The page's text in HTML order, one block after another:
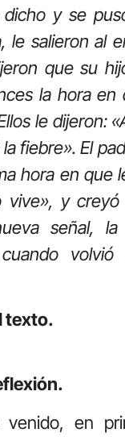
y se
le salieron al
que su
la hora en
le dijeron:
fiebre». El
hora en que
vive», y
señal,
texto.
en